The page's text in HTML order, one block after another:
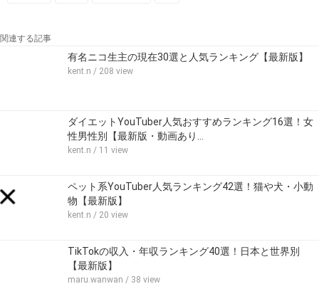
関連する記事
有名ニコ生主の現在30選と人気ランキング【最新版】
kent.n / 208 view
ダイエットYouTuber人気おすすめランキング16選！女
性男性別【最新版・動画あり…
kent.n / 11 view
ペット系YouTuber人気ランキング42選！猫や犬・小動
物【最新版】
kent.n / 20 view
TikTokの収入・年収ランキング40選！日本と世界別
【最新版】
maru.wanwan / 38 view